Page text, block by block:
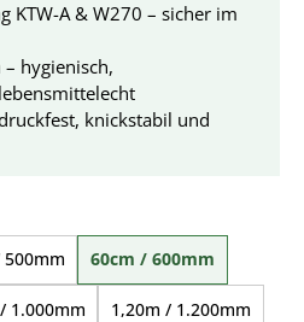
KTW-A & W270 – sicher im
– hygienisch,
knickstabil und
60cm / 600mm
1.000mm 1,20m / 1.200mm